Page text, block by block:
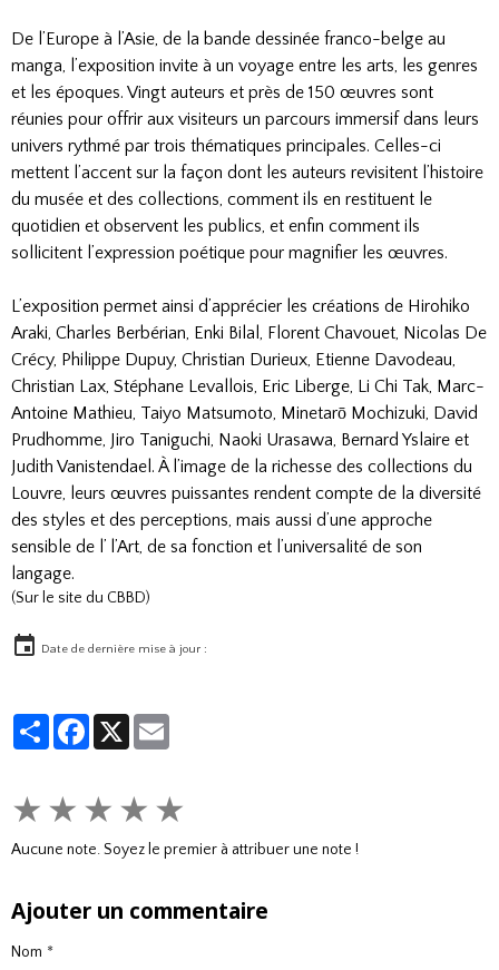
De l’Europe à l’Asie, de la bande dessinée franco-belge au
manga, l’exposition invite à un voyage entre les arts, les genres
et les époques. Vingt auteurs et près de 150 œuvres sont
réunies pour offrir aux visiteurs un parcours immersif dans leurs
univers rythmé par trois thématiques principales. Celles-ci
mettent l’accent sur la façon dont les auteurs revisitent l’histoire
du musée et des collections, comment ils en restituent le
quotidien et observent les publics, et enfin comment ils
sollicitent l’expression poétique pour magnifier les œuvres.
L’exposition permet ainsi d’apprécier les créations de Hirohiko
Araki, Charles Berbérian, Enki Bilal, Florent Chavouet, Nicolas De
Crécy, Philippe Dupuy, Christian Durieux, Etienne Davodeau,
Christian Lax, Stéphane Levallois, Eric Liberge, Li Chi Tak, Marc-
Antoine Mathieu, Taiyo Matsumoto, Minetarō Mochizuki, David
Prudhomme, Jiro Taniguchi, Naoki Urasawa, Bernard Yslaire et
Judith Vanistendael. À l’image de la richesse des collections du
Louvre, leurs œuvres puissantes rendent compte de la diversité
des styles et des perceptions, mais aussi d’une approche
sensible de l’ l’Art, de sa fonction et l’universalité de son
langage.
(Sur le site du CBBD)
Date de dernière mise à jour :
PartagerFacebook
X
★ ★ ★ ★ ★
Aucune note. Soyez le premier à attribuer une note !
Ajouter un commentaire
Nom